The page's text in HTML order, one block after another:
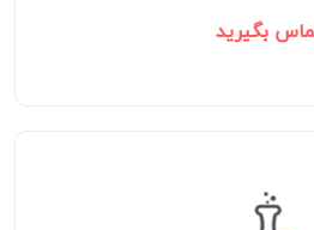
بگیرید